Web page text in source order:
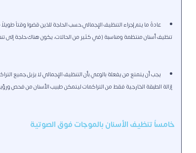
عادةً ما يتم إجراء التنظيف الإجمالي حسب الحاجة للذين قضوا وقتاً
تنظيف أسنان منتظمة ومناسبة (في كثير من الحالات، يكون هناك حاجة إلى
يجب أن يتمتع من يفعلة بالوعي بأن التنظيف الإجمالي لا يزيل جميع
إزالة الطبقة الخارجية فقط من التراكمات ليتمكن طبيب الأسنان من فحص
خامساً تنظيف الأسنان بالموجات فوق الصوتية